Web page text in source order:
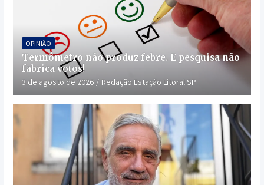
OPINIÃO
Termômetro não produz febre. E pesquisa não
fabrica votos!
3 de agosto de 2026 Redação Estação Litoral SP